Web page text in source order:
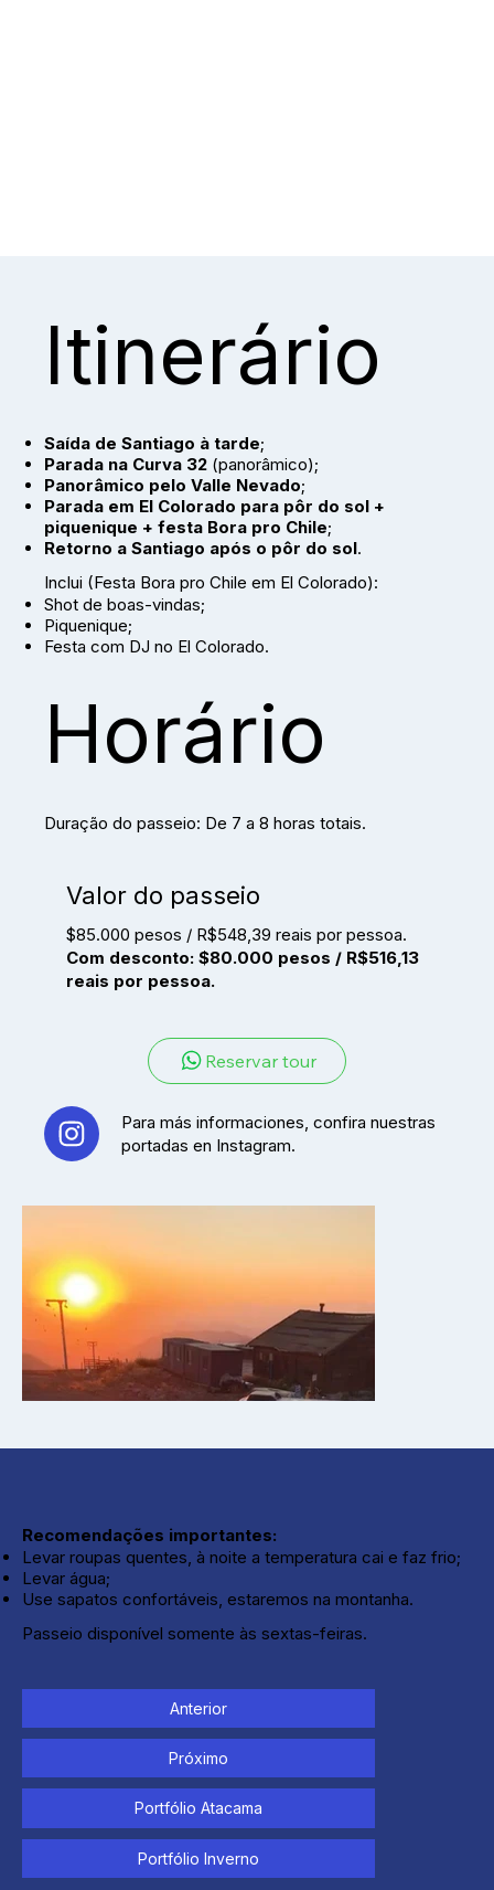
Itinerário
Saída de Santiago à tarde;
Parada na Curva 32 (panorâmico);
Panorâmico pelo Valle Nevado;
Parada em El Colorado para pôr do sol +
piquenique + festa Bora pro Chile;
Retorno a Santiago após o pôr do sol.
Inclui (Festa Bora pro Chile em El Colorado):
Shot de boas-vindas;
Piquenique;
Festa com DJ no El Colorado.
Horário
Duração do passeio: De 7 a 8 horas totais.
Valor do passeio
$85.000 pesos / R$548,39 reais por pessoa.
Com desconto: $80.000 pesos / R$516,13
reais por pessoa.
Reservar tour
Para más informaciones, confira nuestras
portadas en Instagram.
Recomendações importantes:
Levar roupas quentes, à noite a temperatura cai e faz frio;
Levar água;
Use sapatos confortáveis, estaremos na montanha.
Passeio disponível somente às sextas-feiras.
Anterior
Próximo
Portfólio Atacama
Portfólio Inverno